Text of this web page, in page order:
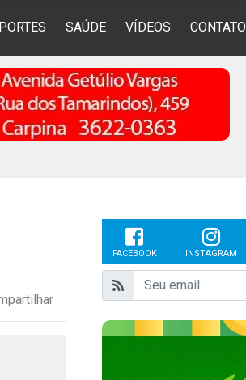
SAÚDE VÍDEOS CONTATO
FACEBOOK INSTAGRAM